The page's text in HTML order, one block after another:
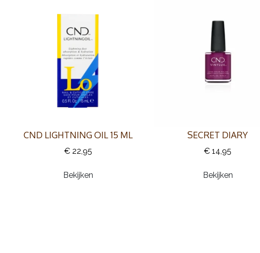
CND LIGHTNING OIL 15 ML
€ 22,95
Bekijken
SECRET DIARY
€ 14,95
Bekijken